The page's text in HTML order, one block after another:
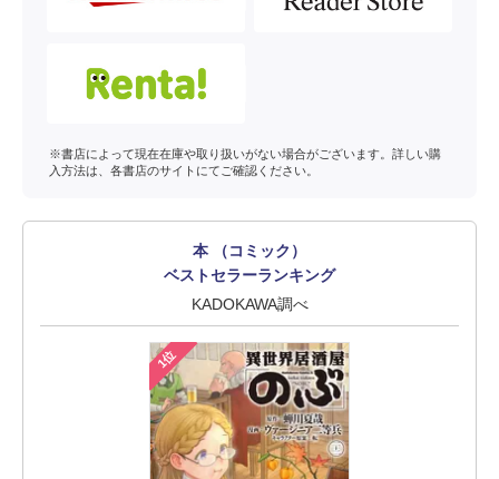
※書店によって現在在庫や取り扱いがない場合がございます。詳しい購
入方法は、各書店のサイトにてご確認ください。
本 （コミック）
ベストセラーランキング
KADOKAWA調べ
1位